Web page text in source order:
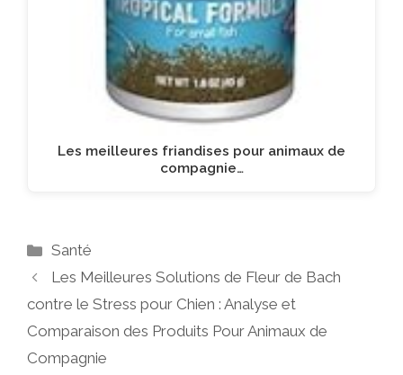
Les meilleures friandises pour animaux de
compagnie…
Catégories
Santé
Les Meilleures Solutions de Fleur de Bach
contre le Stress pour Chien : Analyse et
Comparaison des Produits Pour Animaux de
Compagnie